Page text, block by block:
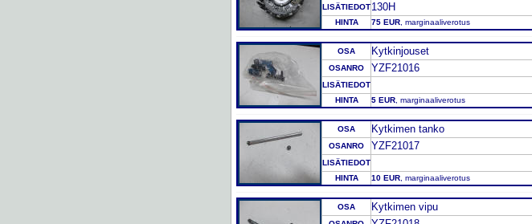
LISÄTIEDOT130H
HINTA 75 EUR , marginaaliverotus
OSA Kytkinjouset
OSANRO YZF21016
LISÄTIEDOT
HINTA
5 EUR , marginaaliverotus
OSA Kytkimen tanko
OSANRO YZF21017
LISÄTIEDOT
HINTA
10 EUR , marginaaliverotus
OSA Kytkimen vipu